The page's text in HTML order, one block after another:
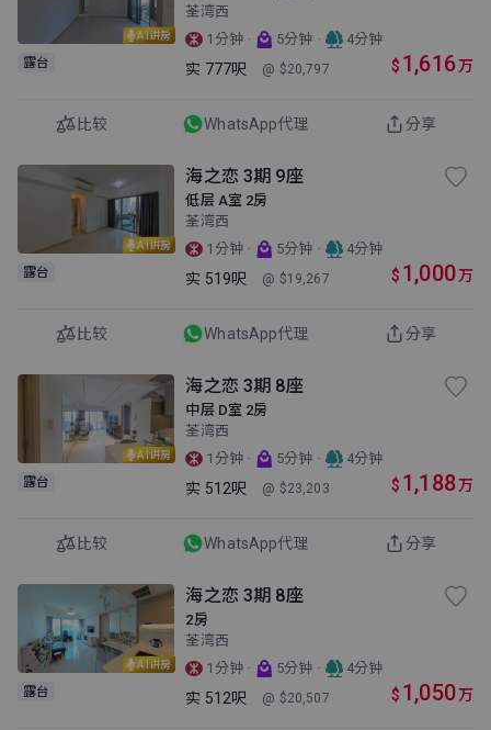
AI讲房
露台
荃湾西
1分钟 · 5分钟 · 4分钟
实 777呎 @ $20,797 $ 1,616万
比较 WhatsApp代理 分享
AI讲房
露台
海之恋 3期 9座
低层 A室 2房
荃湾西
1分钟 · 5分钟 · 4分钟
实 519呎 @ $19,267 $ 1,000万
比较 WhatsApp代理 分享
AI讲房
露台
海之恋 3期 8座
中层 D室 2房
荃湾西
1分钟 · 5分钟 · 4分钟
实 512呎 @ $23,203 $ 1,188万
比较 WhatsApp代理 分享
AI讲房
露台
海之恋 3期 8座
2房
荃湾西
1分钟 · 5分钟 · 4分钟
实 512呎 @ $20,507 $ 1,050万